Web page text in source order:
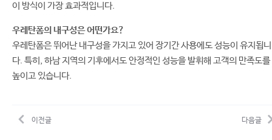
이 방식이 가장 효과적입니다.
우레탄폼의 내구성은 어떤가요?
우레탄폼은 뛰어난 내구성을 가지고 있어 장기간 사용에도 성능이 유지됩니
다. 특히, 하남 지역의 기후에서도 안정적인 성능을 발휘해 고객의 만족도를
높이고 있습니다.
이전글 다음글